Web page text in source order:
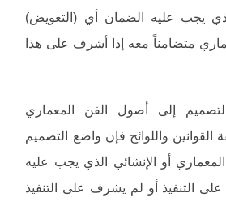
يجب عليه الضمان أي (التعويض)
متضامناً معه إذا أشرف على هذا
إلى أصول الفن المعماري
القوانين واللوائح فإن واضع التصميم
أو الإنشائي الذي يجب عليه
التنفيذ أو لم يشرف على التنفيذ